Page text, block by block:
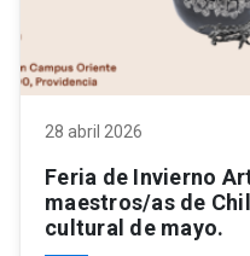
28 abril 2026
Feria de Invierno
maestros/as de
cultural de mayo.